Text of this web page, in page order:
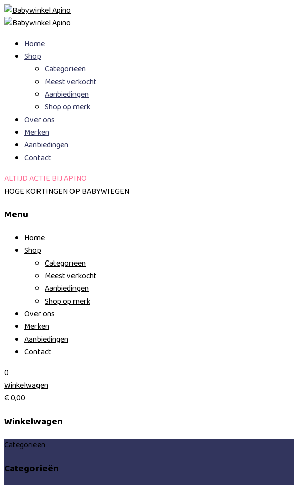
Skip Home
Shop
Categorieën
Meest verkocht
Aanbiedingen
Shop op merk
Over ons
Merken
Aanbiedingen
Contact
ALTIJD ACTIE BIJ APINO
HOGE KORTINGEN OP BABYWIEGEN
Menu
Home
Shop
Categorieën
Meest verkocht
Aanbiedingen
Shop op merk
Over ons
Merken
Aanbiedingen
Contact
0
Winkelwagen
€0,00
Winkelwagen
Categorieën
Categorieën